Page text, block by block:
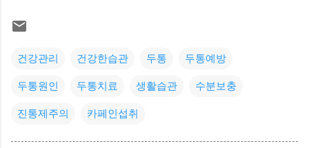
건강관리 건강한습관 두통 두통예방
두통원인 두통치료 생활습관 수분보충
진통제주의 카페인섭취